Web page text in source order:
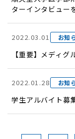
ターインタビュー
2022.03.01 お知
【重要】メディ
2022.01.28 お知
学生アルバイト募